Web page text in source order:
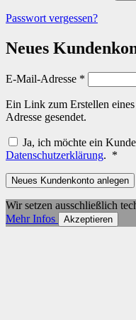
Passwort vergessen?
Neues
E-Mail-Adresse *
Ein Link zum Erstellen
Adresse gesendet.
Ja, ich möchte ein
Datenschutzerklärung. *
Neues Kundenkonto anlegen
Wir setzen ausschließlich
Mehr Infos
Akzeptieren